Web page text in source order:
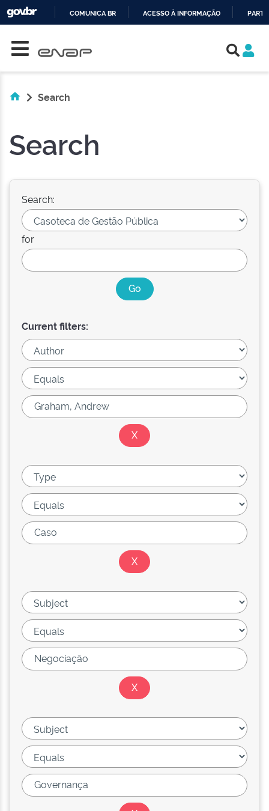
COMUNICA BR ACESSO À INFORMAÇÃO
Search
Search
Search:
for
Current filters: